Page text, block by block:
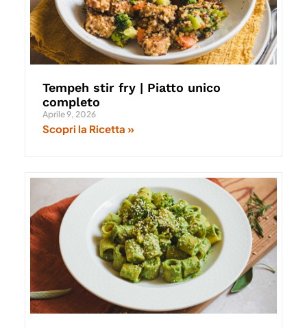
Tempeh stir fry | Piatto unico
completo
Aprile 9, 2026
Scopri la Ricetta »